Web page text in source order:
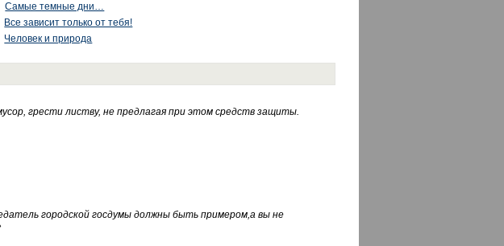
Самые темные дни…
Все зависит только от тебя!
Человек и природа
грести листву, не предлагая при этом средств защиты.
городской госдумы должны быть примером,а вы не